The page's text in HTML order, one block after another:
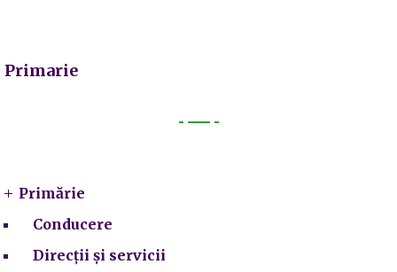
Primarie
Primărie
Conducere
Direcții și servicii